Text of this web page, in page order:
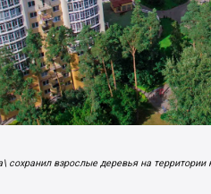
взрослые деревья на территории